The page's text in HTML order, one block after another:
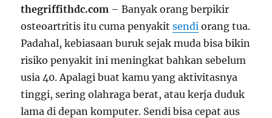
thegriffithdc.com – Banyak orang berpikir
osteoartritis itu cuma penyakitsendi orang tua.
Padahal, kebiasaan buruk sejak muda bisa bikin
risiko penyakit ini meningkat bahkan sebelum
usia 40. Apalagi buat kamu yang aktivitasnya
tinggi, sering olahraga berat, atau kerja duduk
lama di depan komputer. Sendi bisa cepat aus